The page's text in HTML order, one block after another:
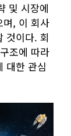
및 시장에
며, 이 회사
것이다. 회
조에 따라
대한 관심